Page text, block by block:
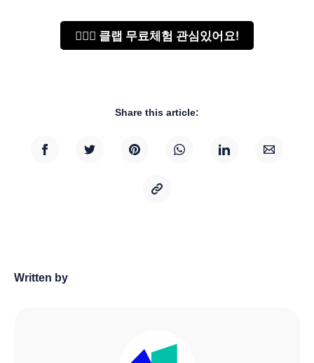
🙋🏻‍♂️ 클랩 무료체험 관심있어요!
Share this article:
Written by